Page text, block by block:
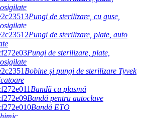
Pungi de sterilizare, cu guse,
Pungi de sterilizare, plate, auto
Pungi de sterilizare, plate,
Bobine și pungi de sterilizare Tyvek
Bandă cu plasmă
Bandă pentru autoclave
Bandă ETO